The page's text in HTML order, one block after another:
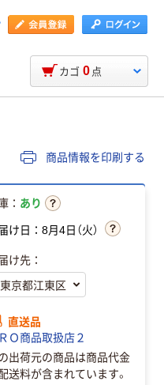
カゴ 0 点
商品情報を印刷する
： あり
け日：8月4日（火）
け先：
直送品
Ｏ商品取扱店２
出荷元の商品は商品代金
送料が含まれています。